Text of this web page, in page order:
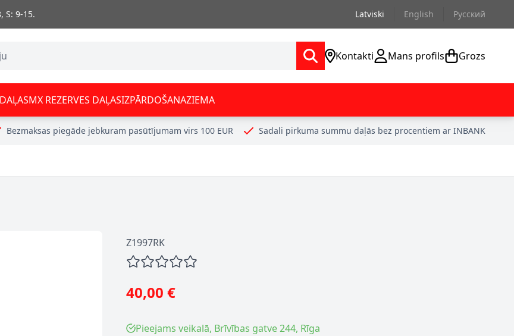
S: 9-15. Latviski English Русский
Kontakti Mans profils Grozs
MX REZERVES DAĻASIZPĀRDOŠANAZIEMA
Bezmaksas piegāde jebkuram pasūtījumam virs 100 EUR Sadali pirkuma summu daļās bez procentiem ar INBANK
Z1997RK
40,00 €
Pieejams veikalā, Brīvības gatve 244, Rīga